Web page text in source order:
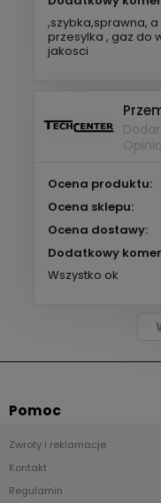
,szybka,sprawna,
przesylka , gaz do
jakosci
Ocena produktu:
Ocena sklepu:
Ocena dostawy:
Dodatkowy
Wszystko ok
Pomoc
Zwroty i reklamacje
Kontakt
Regulamin